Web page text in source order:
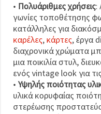
• Πολυάριθμες χρήσεις:
γωνίες τοποθέτησης
κατάλληλες για
καρέλες, κάρτες, έργα
διαχρονικά χρώματα
μια ποικιλία στυλ,
ενός vintage look για
• Υψηλής ποιότητας
υλικά κορυφαίας
στερέωσης